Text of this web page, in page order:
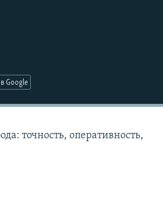
Google
точность, оперативность,